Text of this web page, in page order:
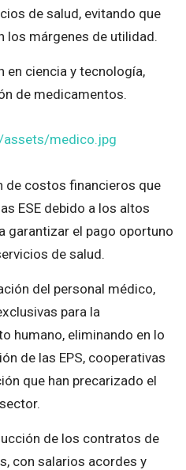
de salud, evitando que
los márgenes de utilidad.
en ciencia y tecnología,
de medicamentos.
medico.jpg
de costos financieros que
ESE debido a los altos
garantizar el pago oportuno
de salud.
del personal médico,
para la
humano, eliminando en lo
de las EPS, cooperativas
que han precarizado el
de los contratos de
con salarios acordes y